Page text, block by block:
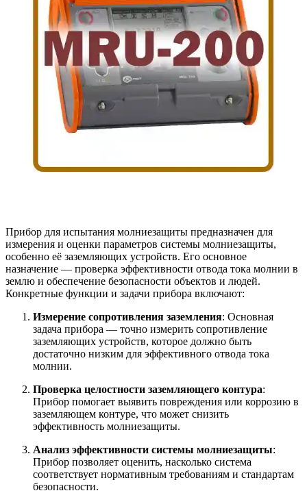
Прибор для испытания молниезащиты предназначен для
измерения и оценки параметров системы молниезащиты,
особенно её заземляющих устройств. Его основное
назначение — проверка эффективности отвода тока молнии в
землю и обеспечение безопасности объектов и людей.
Конкретные функции и задачи прибора включают:
Измерение сопротивления заземления: Основная
задача прибора — точно измерить сопротивление
заземляющих устройств, которое должно быть
достаточно низким для эффективного отвода тока
молнии.
Проверка целостности заземляющего контура:
Прибор помогает выявить повреждения или коррозию в
заземляющем контуре, что может снизить
эффективность молниезащиты.
Анализ эффективности системы молниезащиты:
Прибор позволяет оценить, насколько система
соответствует нормативным требованиям и стандартам
безопасности.